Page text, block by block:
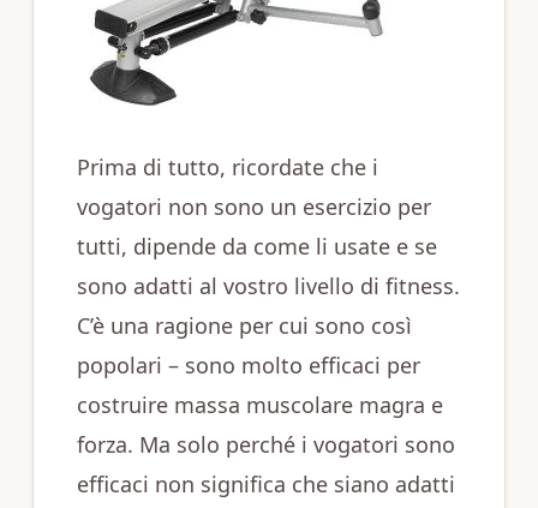
Prima di tutto, ricordate che i
vogatori non sono un esercizio per
tutti, dipende da come li usate e se
sono adatti al vostro livello di fitness.
C’è una ragione per cui sono così
popolari – sono molto efficaci per
costruire massa muscolare magra e
forza. Ma solo perché i vogatori sono
efficaci non significa che siano adatti